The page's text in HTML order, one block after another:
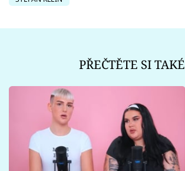
PŘEČTĚTE SI TAKÉ